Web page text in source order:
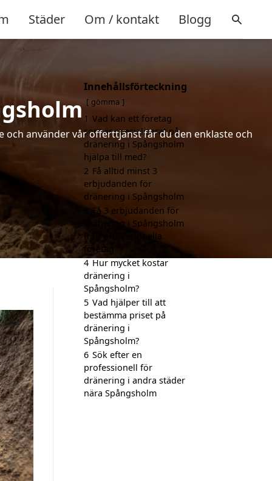
Städer Om / kontakt Blogg
använder vår offerttjänst får du den enklaste och
Innehållsförteckning
gömma
1 Vad kan ett företag
som är specialiserat på
dränering i Spångsholm
hjälpa till med?
2 Få alltid minst 3
erbjudanden för
dränering i Spångsholm
3 Få 3 erbjudanden för
dränering i Spångsholm
från professionella
företag
4 Hur mycket kostar
dränering i
Spångsholm?
5 Vad hjälper till att
bestämma priset på
dränering i
Spångsholm?
6 Sök efter en
professionell för
dränering i andra städer
nära Spångsholm